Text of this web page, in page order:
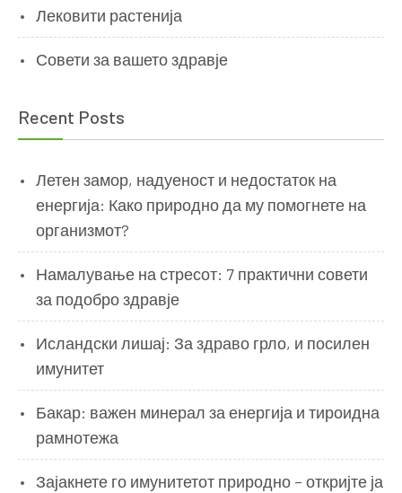
Лековити растенија
Совети за вашето здравје
Recent Posts
Летен замор, надуеност и недостаток на
енергија: Како природно да му помогнете на
организмот?
Намалување на стресот: 7 практични совети
за подобро здравје
Исландски лишај: За здраво грло, и посилен
имунитет
Бакар: важен минерал за енергија и тироидна
рамнотежа
Зајакнете го имунитетот природно – откријте ја